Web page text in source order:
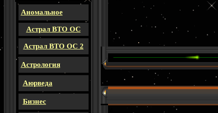
Аномальное
Астрал ВТО ОС
Астрал ВТО ОС 2
Астрология
Аюрведа
Бизнес